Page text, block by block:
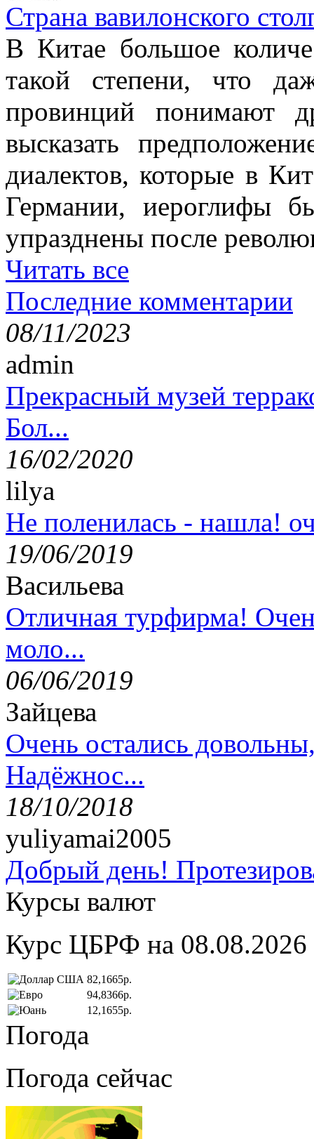
Страна вавилонского
В Китае большое
такой степени, что
провинций понимают
высказать
диалектов, которые в
Германии, иероглифы
упразднены после
Читать все
Последние комментарии
08/11/2023
admin
Прекрасный музей
Бол...
16/02/2020
lilya
Не поленилась - нашла!
19/06/2019
Васильева
Отличная турфирма!
моло...
06/06/2019
Зайцева
Очень остались
Надёжнос...
18/10/2018
yuliyamai2005
Добрый день!
Курсы валют
Курс ЦБРФ на 08.08.2026
82,1665р.
94,8366р.
12,1655р.
Погода
Погода сейчас